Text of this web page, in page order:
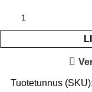
Tuotetunnus (SKU):